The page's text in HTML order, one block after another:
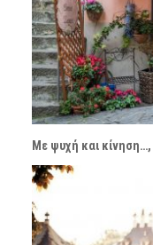
Με ψυχή και